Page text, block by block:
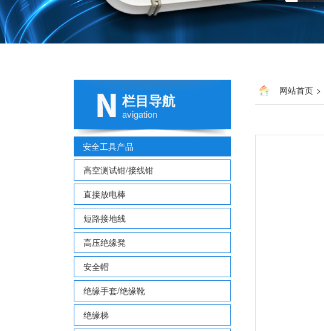
栏目导航
avigation
安全工具产品
高空测试钳/接线钳
直接放电棒
短路接地线
高压绝缘凳
安全帽
绝缘手套/绝缘靴
绝缘梯
网站首页 >